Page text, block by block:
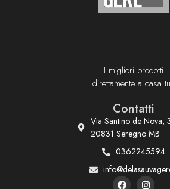
I migliori prodotti
direttamente a casa
Contatti
Via Santino de Nova,
20831 Seregno MB
0362245594